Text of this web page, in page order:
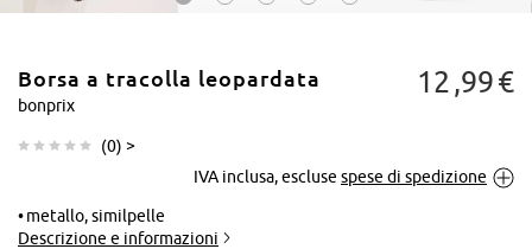
Tocca per
Borsa a tracolla leopardata
bonprix
(0) >
12 99€
IVA inclusa, escluse spese di spedizione
metallo, similpelle
Descrizione e informazioni